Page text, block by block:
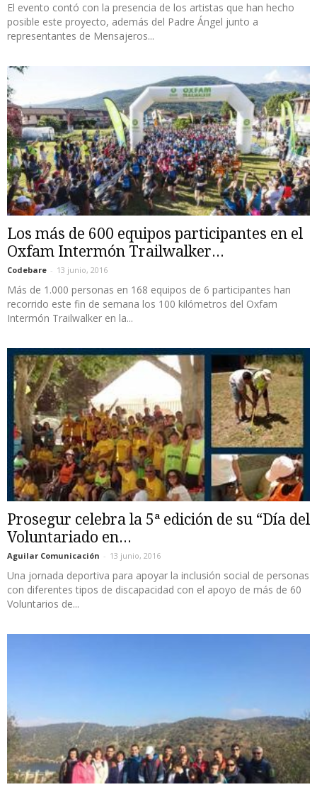
El evento contó con la presencia de los artistas que han hecho
posible este proyecto, además del Padre Ángel junto a
representantes de Mensajeros...
Los más de 600 equipos participantes en el
Oxfam Intermón Trailwalker...
Codebare - 13 junio, 2016
Más de 1.000 personas en 168 equipos de 6 participantes han
recorrido este fin de semana los 100 kilómetros del Oxfam
Intermón Trailwalker en la...
Prosegur celebra la 5ª edición de su “Día del
Voluntariado en...
Aguilar Comunicación - 13 junio, 2016
Una jornada deportiva para apoyar la inclusión social de personas
con diferentes tipos de discapacidad con el apoyo de más de 60
Voluntarios de...